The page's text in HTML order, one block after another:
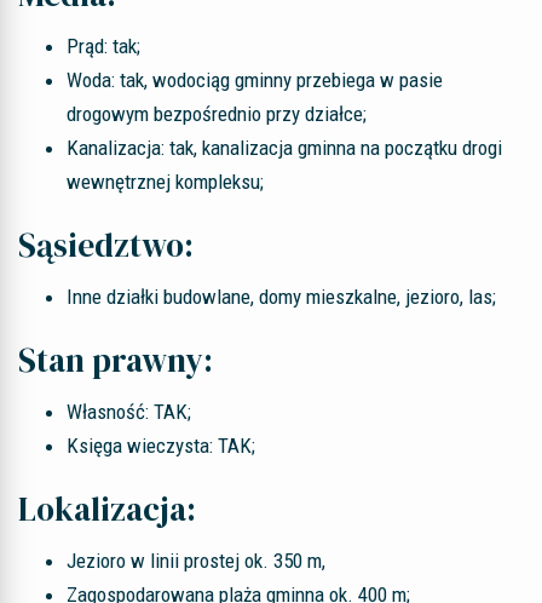
Prąd: tak;
Woda: tak, wodociąg gminny przebiega w pasie
drogowym bezpośrednio przy działce;
Kanalizacja: tak, kanalizacja gminna na początku drogi
wewnętrznej kompleksu;
Sąsiedztwo:
Inne działki budowlane, domy mieszkalne, jezioro, las;
Stan prawny:
Własność: TAK;
Księga wieczysta: TAK;
Lokalizacja:
Jezioro w linii prostej ok. 350 m,
Zagospodarowana plaża gminna ok. 400 m;